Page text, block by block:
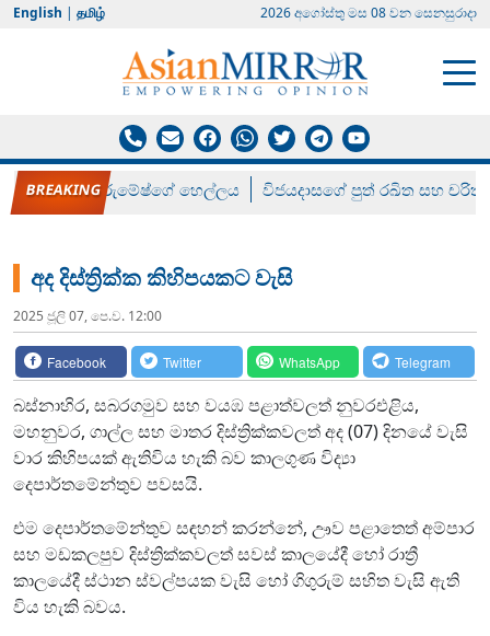
English | தமிழ் 2026 අගෝස්‍තු මස 08 වන සෙනසුරාදා
රන් ගෙනා රුමේෂ්ගේ හෙල්ලය විජයදාසගේ පුත් රඛිත සහ චරිත්
අද දිස්ත්‍රික්ක කිහිපයකට වැසි
2025 ජූලි 07, පෙ.ව. 12:00
Facebook Twitter WhatsApp Telegram
බස්නාහිර, සබරගමුව සහ වයඹ පළාත්වලත් නුවරඑළිය,
මහනුවර, ගාල්ල සහ මාතර දිස්ත්‍රික්කවලත් අද (07) දිනයේ වැසි
වාර කිහිපයක් ඇතිවිය හැකි බව කාලගුණ විද්‍යා
දෙපාර්තමේන්තුව පවසයි.
එම දෙපාර්තමේන්තුව සඳහන් කරන්නේ, ඌව පළාතෙත් අම්පාර
සහ මඩකලපුව දිස්ත්‍රික්කවලත් සවස් කාලයේදී හෝ රාත්‍රී
කාලයේදී ස්ථාන ස්වල්පයක වැසි හෝ ගිගුරුම් සහිත වැසි ඇති
විය හැකි බවය.